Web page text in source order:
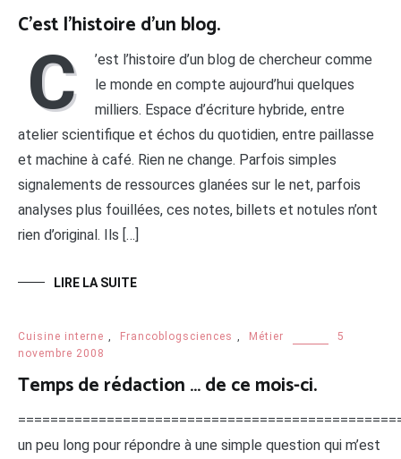
C’est l’histoire d’un blog.
C
’est l’histoire d’un blog de chercheur comme
le monde en compte aujourd’hui quelques
milliers. Espace d’écriture hybride, entre
atelier scientifique et échos du quotidien, entre paillasse
et machine à café. Rien ne change. Parfois simples
signalements de ressources glanées sur le net, parfois
analyses plus fouillées, ces notes, billets et notules n’ont
rien d’original. Ils […]
LIRE LA SUITE
Cuisine interne Francoblogsciences Métier
5
novembre 2008
Temps de rédaction … de ce mois-ci.
un peu long pour répondre à une simple question qui m’est